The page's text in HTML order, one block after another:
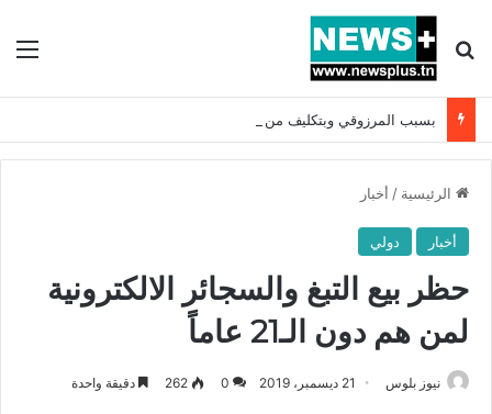
بحث عن
الرئيسية / أخبار
أخبار دولي
حظر بيع التبغ والسجائر الالكترونية
لمن هم دون الـ21 عاماً
نيوز بلوس 21 ديسمبر، 2019 0
262 دقيقة واحدة